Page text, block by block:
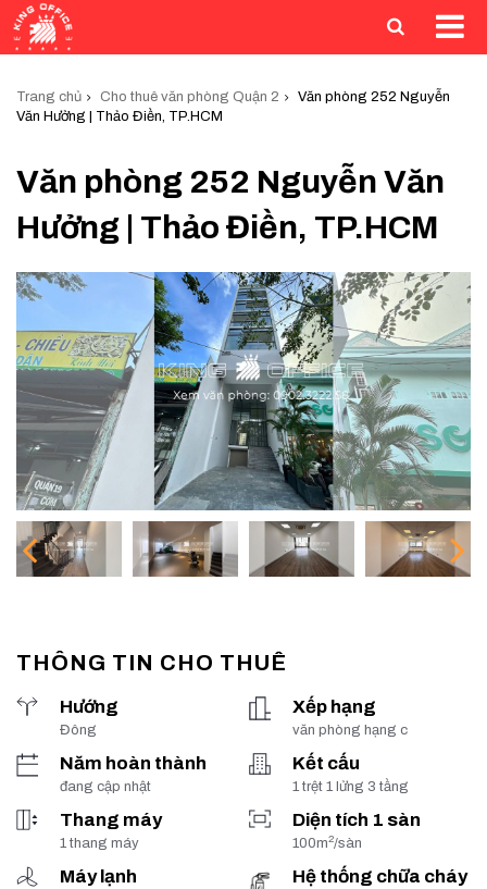
Trang chủ Cho thuê văn phòng Quận 2
Văn phòng 252 Nguyễn
Văn Hưởng | Thảo Điền, TP.HCM
Văn phòng 252 Nguyễn Văn
Hưởng | Thảo Điền, TP.HCM
THÔNG TIN CHO THUÊ
Hướng
Đông
Xếp hạng
văn phòng hạng c
Năm hoàn thành
đang cập nhật
Kết cấu
1 trệt 1 lửng 3 tầng
Thang máy
1 thang máy
Diện tích 1 sàn
100m2/sàn
Máy lạnh Hệ thống chữa cháy